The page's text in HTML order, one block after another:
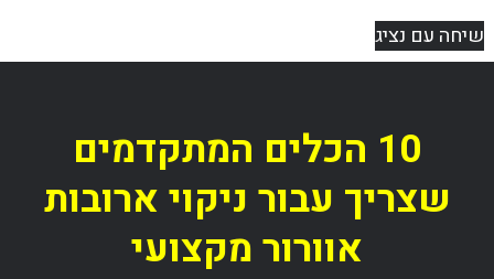
שיחה עם נציג
10 הכלים המתקדמים
שצריך עבור ניקוי ארובות
אוורור מקצועי